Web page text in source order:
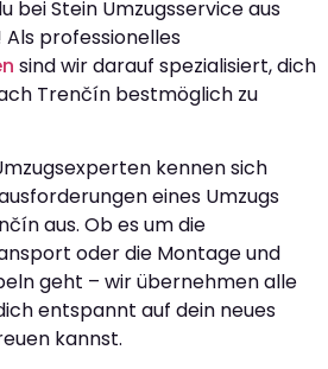
bei Stein Umzugsservice aus
Als professionelles
sind wir darauf spezialisiert, dich
Trenčín bestmöglich zu
kennen sich
eines Umzugs
aus. Ob es um die
oder die Montage und
geht – wir übernehmen alle
entspannt auf dein neues
kannst.